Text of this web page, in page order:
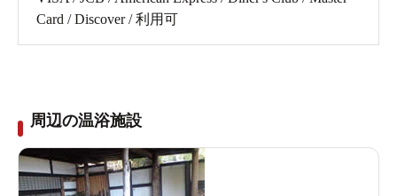
Card / Discover / 利用可
周辺の温浴施設